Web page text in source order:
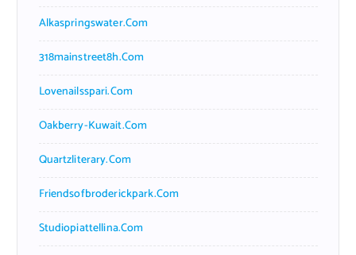
Alkaspringswater.com
318mainstreet8h.com
Lovenailsspari.com
Oakberry-Kuwait.com
Quartzliterary.com
Friendsofbroderickpark.com
Studiopiattellina.com